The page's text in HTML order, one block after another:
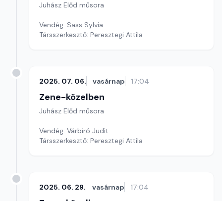
Juhász Előd műsora
Vendég: Sass Sylvia
Társszerkesztő: Peresztegi Attila
2025. 07. 06. vasárnap 17:04
Zene-közelben
Juhász Előd műsora
Vendég: Várbíró Judit
Társszerkesztő: Peresztegi Attila
2025. 06. 29. vasárnap 17:04